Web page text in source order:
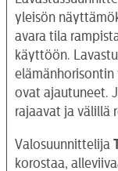
yleisön
avara tila
käyttöön.
elämänhorisontin
ovat ajautuneet.
rajaavat ja välillä
Valosuunnittelija
korostaa,